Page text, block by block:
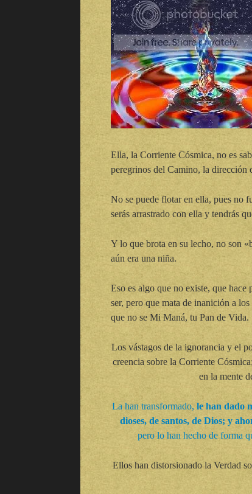
Ella, la Corriente Cósmica, no es
peregrinos del Camino, la dirección
No se puede flotar en ella, pues no
serás arrastrado con ella y tendrás
Y lo que brota en su lecho, no son
aún era una niña.
Eso es algo que no existe, que
ser, pero que mata de inanición a
que no se Mi Maná, tu Pan de Vida.
Los vástagos de la ignorancia y el
creencia sobre la Corriente
en la mente
La han transformado, le han dado
dioses, de santos, de Dios; y
pero lo han hecho de forma
Ellos han distorsionado la Verdad